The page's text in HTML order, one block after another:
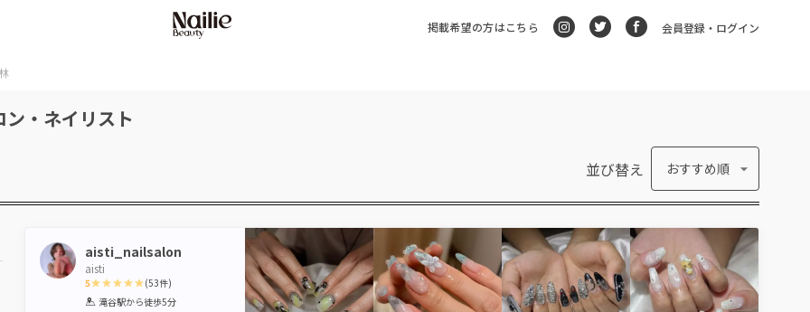
掲載希望の方はこちら 会員登録・ログイン
・ネイリスト
並び替え おすすめ順
aisti_nailsalon
aisti
5
1 2 3 4 5
(53件)
滝谷駅から徒歩5分